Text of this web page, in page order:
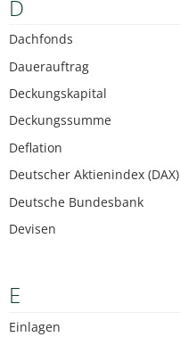
D
Dachfonds
Dauerauftrag
Deckungskapital
Deckungssumme
Deflation
Deutscher Aktienindex (DAX)
Deutsche Bundesbank
Devisen
E
Einlagen